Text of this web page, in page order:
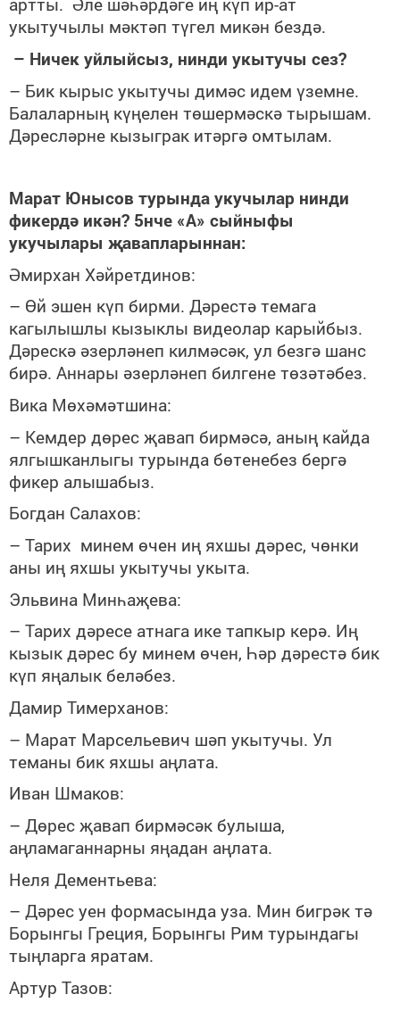
укытучылы мәктәп түгел микән бездә.
– Ничек уйлыйсыз, нинди укытучы сез?
– Бик кырыс укытучы димәс идем үземне.
Балаларның күңелен төшермәскә тырышам.
Дәресләрне кызыграк итәргә омтылам.
Марат Юнысов турында укучылар нинди
фикердә икән? 5нче «А» сыйныфы
укучылары җавапларыннан:
Әмирхан Хәйретдинов:
– Өй эшен күп бирми. Дәрестә темага
кагылышлы кызыклы видеолар карыйбыз.
Дәрескә әзерләнеп килмәсәк, ул безгә шанс
бирә. Аннары әзерләнеп билгене төзәтәбез.
Вика Мөхәмәтшина:
– Кемдер дөрес җавап бирмәсә, аның кайда
ялгышканлыгы турында бөтенебез бергә
фикер алышабыз.
Богдан Салахов:
– Тарих минем өчен иң яхшы дәрес, чөнки
аны иң яхшы укытучы укыта.
Эльвина Минһаҗева:
– Тарих дәресе атнага ике тапкыр керә. Иң
кызык дәрес бу минем өчен, Һәр дәрестә бик
күп яңалык беләбез.
Дамир Тимерханов:
– Марат Марсельевич шәп укытучы. Ул
теманы бик яхшы аңлата.
Иван Шмаков:
– Дөрес җавап бирмәсәк булыша,
аңламаганнарны яңадан аңлата.
Неля Дементьева:
– Дәрес уен формасында уза. Мин бигрәк тә
Борынгы Греция, Борынгы Рим турындагы
тыңларга яратам.
Артур Тазов: